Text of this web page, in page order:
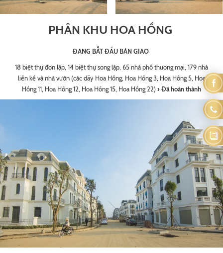
PHÂN KHU HOA HỒNG
ĐANG BẮT ĐẦU BÀN GIAO
18 biệt thự đơn lập, 14 biệt thự song lập, 65 nhà phố thương mại, 179 nhà
liền kề và nhà vườn (các dãy Hoa Hồng, Hoa Hồng 3, Hoa Hồng 5, Hoa
Hồng 11, Hoa Hồng 12, Hoa Hồng 15, Hoa Hồng 22)› Đã hoàn thành